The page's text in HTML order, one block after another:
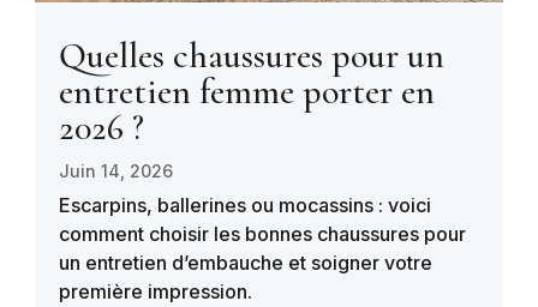
Quelles chaussures pour un
entretien femme porter en
2026 ?
Juin 14, 2026
Escarpins, ballerines ou mocassins : voici
comment choisir les bonnes chaussures pour
un entretien d’embauche et soigner votre
première impression.